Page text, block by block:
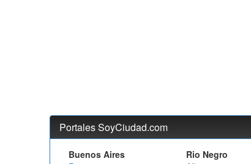
Portales SoyCiudad.com
Buenos Aires
Rio Negro